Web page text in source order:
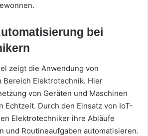
bei
zeigt die Anwendung von
Bereich Elektrotechnik. Hier
von Geräten und Maschinen
Echtzeit. Durch den Einsatz von IoT-
Elektrotechniker ihre Abläufe
und Routineaufgaben automatisieren.